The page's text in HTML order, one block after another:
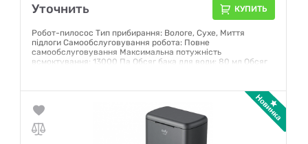
Уточнить КУПИТЬ
Робот-пилосос Тип прибирання: Вологе, Сухе, Миття
підлоги Самообслуговування робота: Повне
самообслуговування Максимальна потужність
всмоктування: 13000 Па Обсяг бака для води: 80 мл Обсяг
(LIDAR) Колір: Білий
Гарантия: